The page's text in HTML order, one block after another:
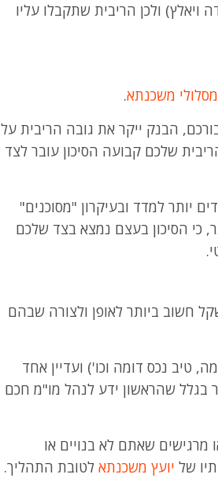
ולכן הריבית שתקבלו עליו
מסלולי משכנתא.
הבנק ייקר את גובה הריבית על
שלכם קבועה הסיכון עובר לצד
יותר למדד ובעיקרון "מסוכנים"
כי הסיכון בעצם נמצא בצד שלכם
חשוב ביותר לאופן ולצורה שבהם
טיב נכס דומה וכו') ועדיין אחד
בגלל שהראשון ידע לנהל מו"מ חכם
שאתם לא בנויים או
של יועץ משכנתאלטובת התהליך.